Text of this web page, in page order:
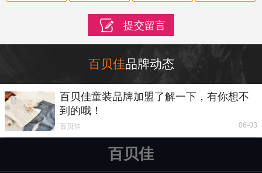
百贝佳品牌动态
百贝佳童装品牌加盟了解一下，有你想不
到的哦！
百贝佳 06-03
百贝佳